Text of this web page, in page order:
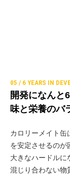
開発になんと6
味と栄養のバ
カロリーメイト缶
を安定させるのが
大きなハードルに
混じり合わない物